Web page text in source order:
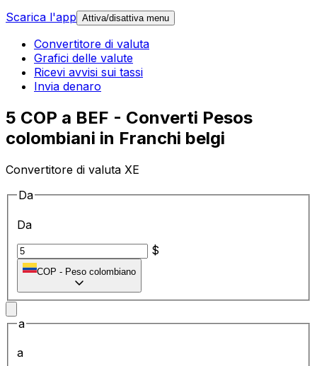
Scarica l'app Attiva/disattiva menu
Convertitore di valuta
Grafici delle valute
Ricevi avvisi sui tassi
Invia denaro
5 COP a BEF - Converti Pesos
colombiani in Franchi belgi
Convertitore di valuta XE
Da
Da
$
COP - Peso colombiano
a
a